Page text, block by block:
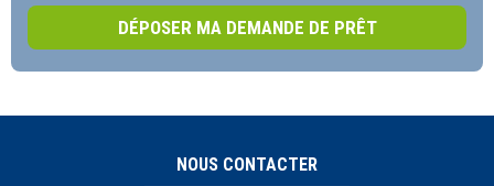
DÉPOSER MA DEMANDE DE PRÊT
NOUS CONTACTER